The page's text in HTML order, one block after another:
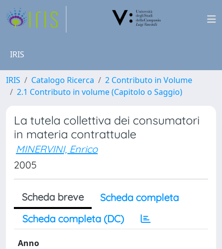
IRIS
IRIS Catalogo Ricerca
2 Contributo in Volume
2.1 Contributo in volume (Capitolo o Saggio)
La tutela collettiva dei consumatori
in materia contrattuale
MINERVINI, Enrico
2005
Scheda breve
Scheda completa
Scheda completa (DC)
Anno